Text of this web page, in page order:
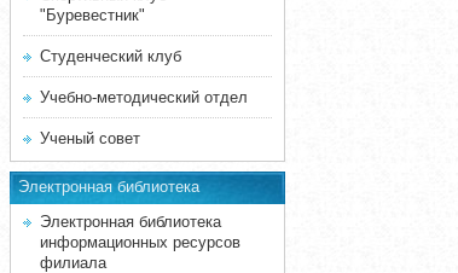
"Буревестник"
Студенческий клуб
Учебно-методический отдел
Ученый совет
Электронная библиотека
Электронная библиотека
информационных ресурсов
филиала